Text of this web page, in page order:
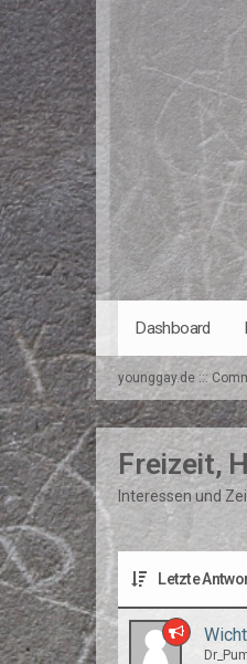
Dashboard
younggay.de :::
Freizeit,
Interessen und
Letzte